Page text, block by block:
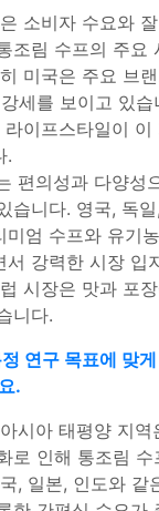
소비자 수요와
조림 수프의 주요
미국은 주요 브
세를 보이고 있습
이프스타일이
.
편의성과 다양성
습니다. 영국, 독
미엄 수프와 유기
서 강력한 시장 입
시장은 맛과 포
니다.
연구 목표에 맞
.
시아 태평양 지
로 인해 통조림
, 일본, 인도와 같